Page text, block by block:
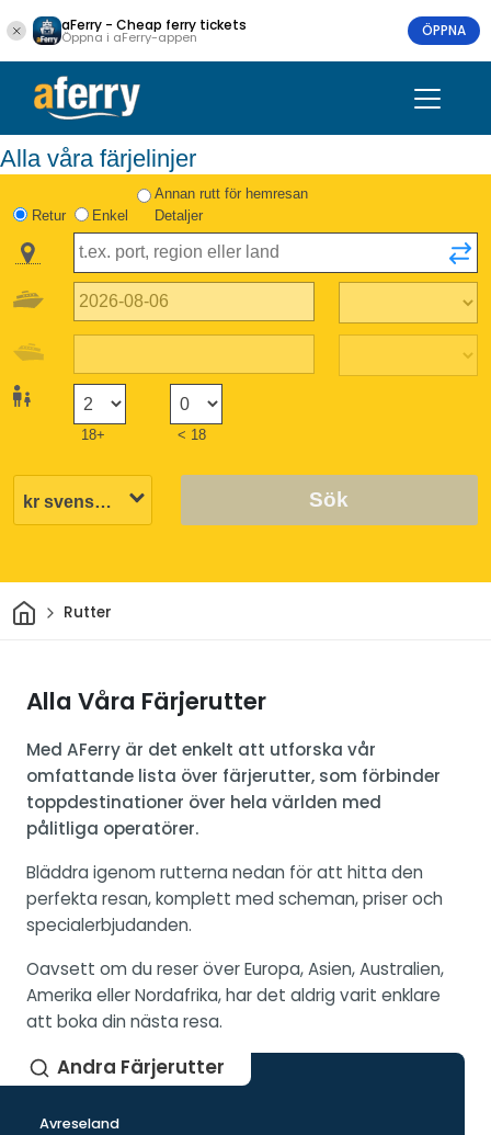
aFerry - Cheap ferry tickets
Öppna i aFerry-appen ÖPPNA
Alla våra färjelinjer
Retur Enkel
Annan rutt för hemresan
Detaljer
18+ < 18
Sök
HemRutter
Alla Våra Färjerutter
Med AFerry är det enkelt att utforska vår
omfattande lista över färjerutter, som förbinder
toppdestinationer över hela världen med
pålitliga operatörer.
Bläddra igenom rutterna nedan för att hitta den
perfekta resan, komplett med scheman, priser och
specialerbjudanden.
Oavsett om du reser över Europa, Asien, Australien,
Amerika eller Nordafrika, har det aldrig varit enklare
att boka din nästa resa.
Andra Färjerutter
Avreseland